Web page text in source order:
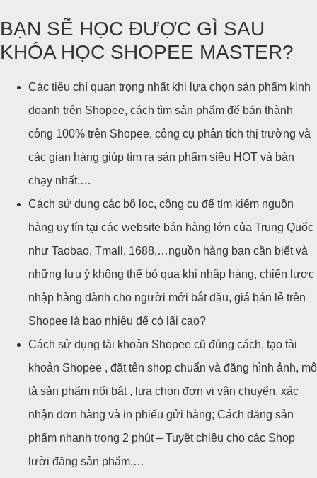
BẠN SẼ HỌC ĐƯỢC GÌ SAU
KHÓA HỌC SHOPEE MASTER?
Các tiêu chí quan trọng nhất khi lựa chọn sản phẩm kinh
doanh trên Shopee, cách tìm sản phẩm để bán thành
công 100% trên Shopee, công cụ phân tích thị trường và
các gian hàng giúp tìm ra sản phẩm siêu HOT và bán
chạy nhất,…
Cách sử dụng các bộ lọc, công cụ để tìm kiếm nguồn
hàng uy tín tại các website bán hàng lớn của Trung Quốc
như Taobao, Tmall, 1688,…nguồn hàng bạn cần biết và
những lưu ý không thể bỏ qua khi nhập hàng, chiến lược
nhập hàng dành cho người mới bắt đầu, giá bán lẻ trên
Shopee là bao nhiêu để có lãi cao?
Cách sử dụng tài khoản Shopee cũ đúng cách, tạo tài
khoản Shopee , đặt tên shop chuẩn và đăng hình ảnh, mô
tả sản phẩm nổi bật , lựa chọn đơn vị vận chuyển, xác
nhận đơn hàng và in phiếu gửi hàng; Cách đăng sản
phẩm nhanh trong 2 phút – Tuyệt chiêu cho các Shop
lười đăng sản phẩm,…